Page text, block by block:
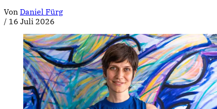
Von Daniel Fürg
/ 16 Juli 2026